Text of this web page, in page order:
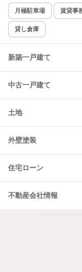
新着のみ
該当件数:
9
月極駐車場 賃貸事
貸し倉庫
新築一戸建て
中古一戸建て
土地
外壁塗装
住宅ローン
不動産会社情報